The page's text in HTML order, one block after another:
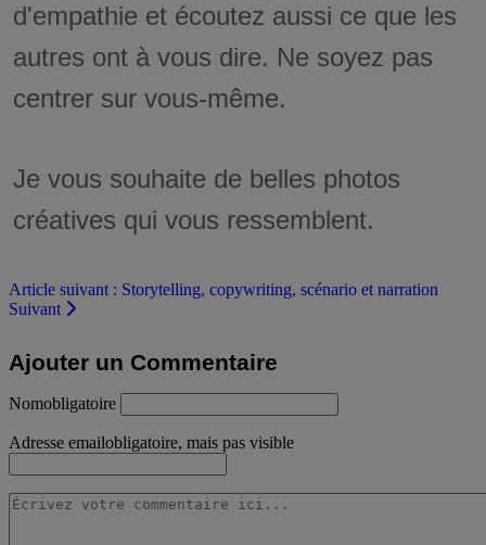
d'empathie et écoutez aussi ce que les
autres ont à vous dire. Ne soyez pas
centrer sur vous-même.
Je vous souhaite de belles photos
créatives qui vous ressemblent.
Article suivant : Storytelling, copywriting, scénario et narration
Suivant
Ajouter un Commentaire
Nomobligatoire
Adresse emailobligatoire, mais pas visible